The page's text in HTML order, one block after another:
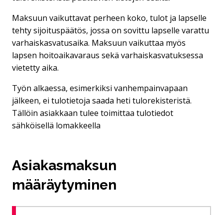
Maksuun vaikuttavat perheen koko, tulot ja lapselle
tehty sijoituspäätös, jossa on sovittu lapselle varattu
varhaiskasvatusaika. Maksuun vaikuttaa myös
lapsen hoitoaikavaraus sekä varhaiskasvatuksessa
vietetty aika.
Työn alkaessa, esimerkiksi vanhempainvapaan
jälkeen, ei tulotietoja saada heti tulorekisteristä.
Tällöin asiakkaan tulee toimittaa tulotiedot
sähköisellä lomakkeella
Asiakasmaksun
määräytyminen